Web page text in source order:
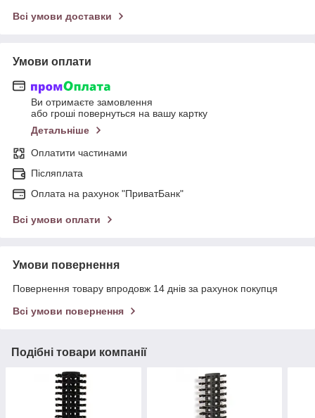
Всі умови доставки
Умови оплати
Ви отримаєте замовлення
або гроші повернуться на вашу картку
Детальніше
Оплатити частинами
Післяплата
Оплата на рахунок "ПриватБанк"
Всі умови оплати
Умови повернення
Повернення товару впродовж 14 днів за рахунок покупця
Всі умови повернення
Подібні товари компанії